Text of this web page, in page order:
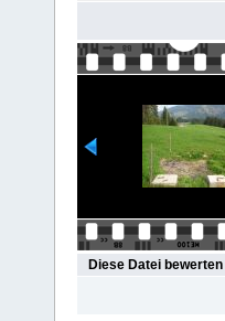
Diese Datei bewerten